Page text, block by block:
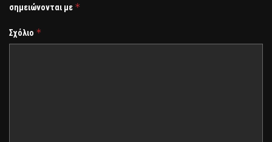
σημειώνονται με *
Σχόλιο *